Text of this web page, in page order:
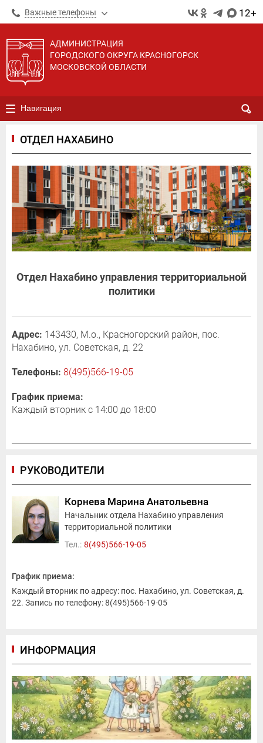
Важные телефоны 12+
АДМИНИСТРАЦИЯ
ГОРОДСКОГО ОКРУГА КРАСНОГОРСК
МОСКОВСКОЙ ОБЛАСТИ
Навигация
ОТДЕЛ НАХАБИНО
Отдел Нахабино управления территориальной
политики
Адрес: 143430, М.о., Красногорский район, пос.
Нахабино, ул. Советская, д. 22
Телефоны: 8(495)566-19-05
График приема:
Каждый вторник с 14:00 до 18:00
РУКОВОДИТЕЛИ
Корнева Марина Анатольевна
Начальник отдела Нахабино управления
территориальной политики
Тел.: 8(495)566-19-05
График приема:
Каждый вторник по адресу: пос. Нахабино, ул. Советская, д.
22. Запись по телефону: 8(495)566-19-05
ИНФОРМАЦИЯ